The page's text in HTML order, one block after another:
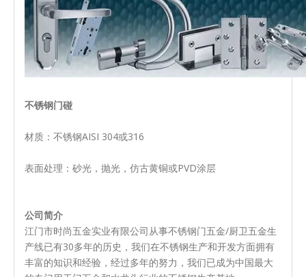
不锈钢门碰
材质：不锈钢AISI 304或316
表面处理：砂光，抛光，仿古黄铜或PVD涂层
公司简介
江门市时尚五金实业有限公司从事不锈钢门五金/厨卫五金生
产线已有30多年的历史，我们在不锈钢生产和开发方面拥有
丰富的知识和经验，经过多年的努力，我们已成为中国最大